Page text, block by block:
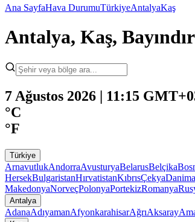
Ana SayfaHava DurumuTürkiyeAntalyaKaş
Antalya, Kaş,
7 Ağustos 2026 | 11:15
°C
°F
Türkiye
ArnavutlukAndorraAvusturyaBelarusBelçika
HersekBulgaristanHırvatistanKıbrısÇekya
MakedonyaNorveçPolonyaPortekizRomanya
Antalya
AdanaAdıyamanAfyonkarahisarAğrıAksaray